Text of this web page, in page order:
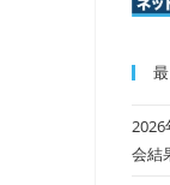
2026
会結